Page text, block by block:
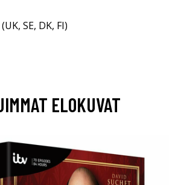
SE, DK, FI)
ELOKUVAT